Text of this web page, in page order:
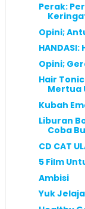
Perak:
Opini;
Opini;
Hair Tonic
Mertua
Kubah
Liburan
Coba
CD CAT
5 Film
Ambisi
Yuk